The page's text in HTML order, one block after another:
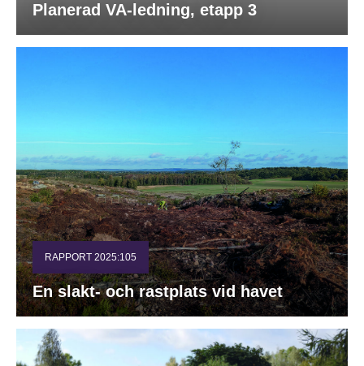
Planerad VA-ledning, etapp 3
RAPPORT 2025:105
En slakt- och rastplats vid havet